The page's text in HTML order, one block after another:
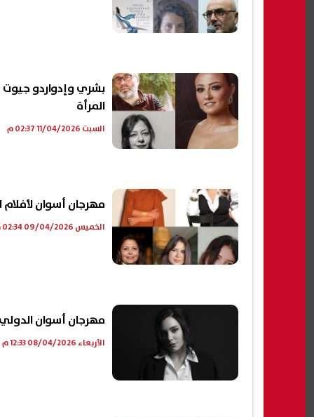
بشري وإدواردو جيوت
المرأة
السبت 11/04/2026 02:37 م
مهرجان أسوان لأفلام
الخميس 09/04/2026 02:34 م
مهرجان أسوان
الأربعاء 08/04/2026 12:33 م